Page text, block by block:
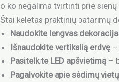
o ko negalima tvirtinti prie sienų
Štai keletas praktinių patarimų
Naudokite lengvas
Išnaudokite vertikalią erdvę –
Pasitelkite LED apšvietimą –
Pagalvokite apie sėdimų